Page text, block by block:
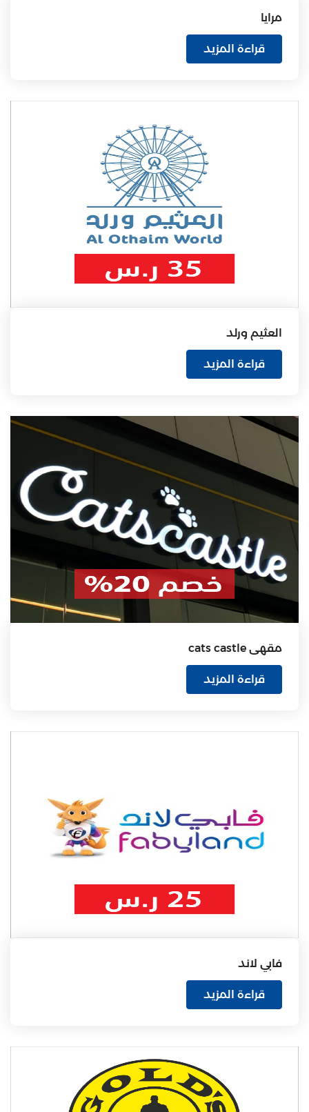
مرايا
قراءة المزيد
العثيم ورلد
قراءة المزيد
مقهى cats castle
قراءة المزيد
فابي لاند
قراءة المزيد